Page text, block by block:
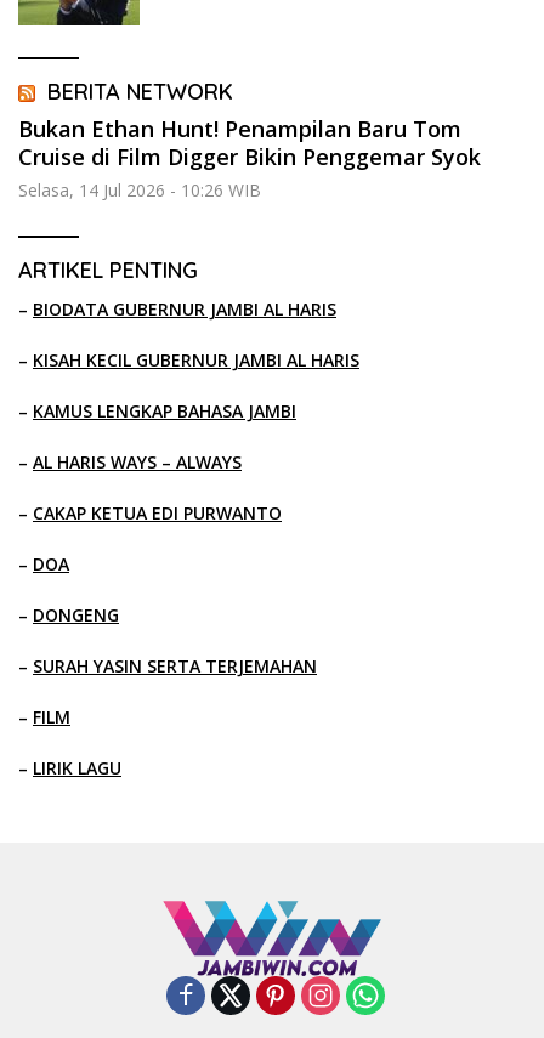
BERITA NETWORK
Bukan Ethan Hunt! Penampilan Baru Tom
Cruise di Film Digger Bikin Penggemar Syok
Selasa, 14 Jul 2026 - 10:26 WIB
ARTIKEL PENTING
– BIODATA GUBERNUR JAMBI AL HARIS
– KISAH KECIL GUBERNUR JAMBI AL HARIS
– KAMUS LENGKAP BAHASA JAMBI
– AL HARIS WAYS – ALWAYS
– CAKAP KETUA EDI PURWANTO
– DOA
– DONGENG
– SURAH YASIN SERTA TERJEMAHAN
– FILM
– LIRIK LAGU